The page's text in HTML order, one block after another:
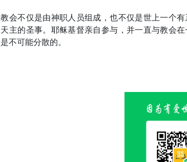
教会不仅是由神职人员组成，也不仅是世上一个
天主的圣事。耶稣基督亲自参与，并一直与教会
是不可能分散的。